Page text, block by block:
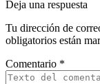
Deja una respuesta
Tu dirección de
obligatorios están
Comentario *